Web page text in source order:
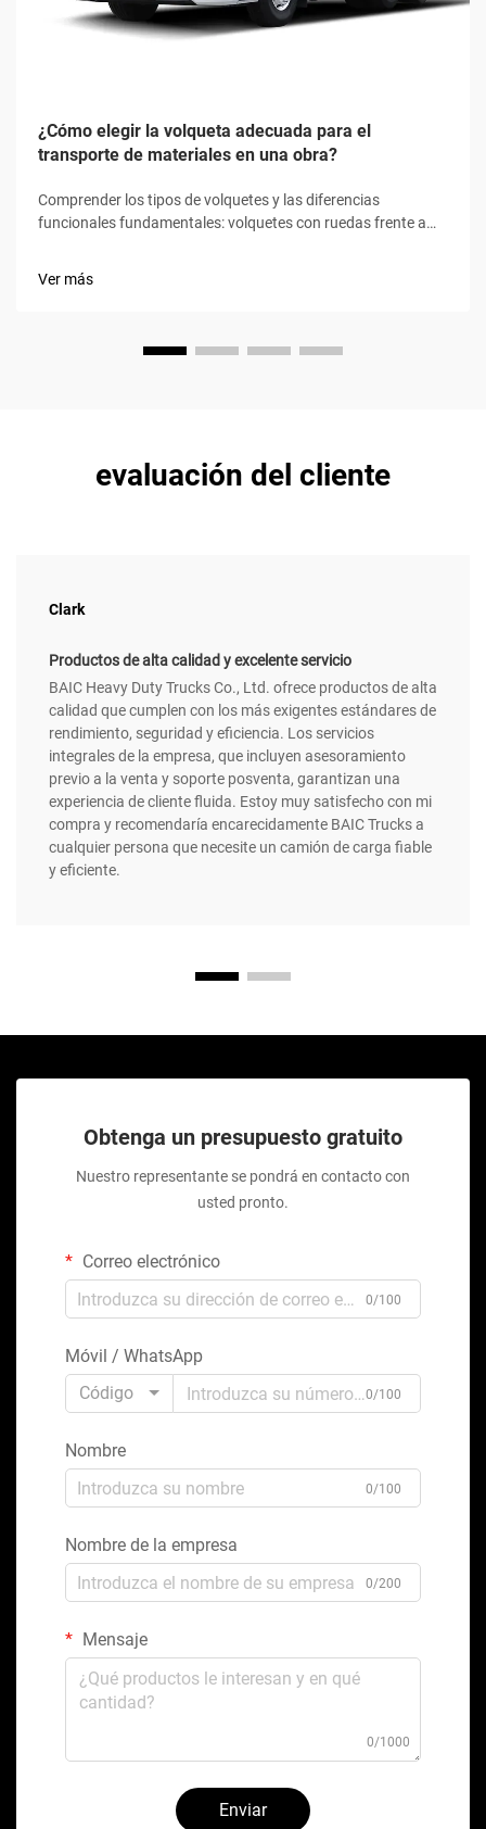
¿Cómo elegir la volqueta adecuada para el
transporte de materiales en una obra?
Comprender los tipos de volquetes y las diferencias
funcionales fundamentales: volquetes con ruedas frente a
Ver más
evaluación del cliente
Clark
Productos de alta calidad y excelente servicio
BAIC Heavy Duty Trucks Co., Ltd. ofrece productos de alta
calidad que cumplen con los más exigentes estándares de
rendimiento, seguridad y eficiencia. Los servicios
integrales de la empresa, que incluyen asesoramiento
previo a la venta y soporte posventa, garantizan una
experiencia de cliente fluida. Estoy muy satisfecho con mi
compra y recomendaría encarecidamente BAIC Trucks a
cualquier persona que necesite un camión de carga fiable
y eficiente.
Obtenga un presupuesto gratuito
Nuestro representante se pondrá en contacto con
usted pronto.
Correo electrónico
0/100
Móvil / WhatsApp
Código
0/100
Nombre
0/100
Nombre de la empresa
0/200
Mensaje
0/1000
Enviar